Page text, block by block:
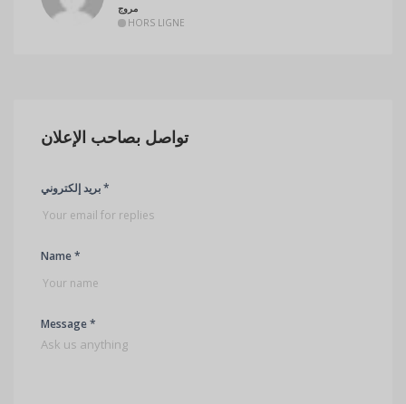
مروج
HORS LIGNE
تواصل بصاحب الإعلان
بريد إلكتروني *
Name *
Message *